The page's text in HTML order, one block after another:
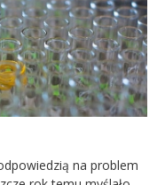
na problem